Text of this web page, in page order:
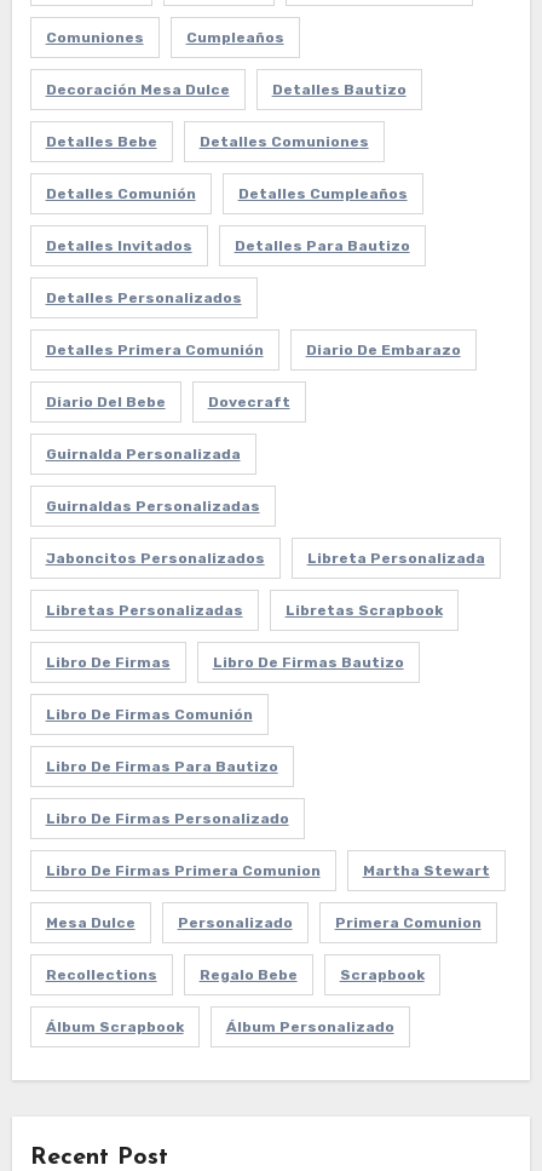
Comuniones Cumpleaños
Decoración Mesa Dulce Detalles Bautizo
Detalles Bebe Detalles Comuniones
Detalles Comunión Detalles Cumpleaños
Detalles Invitados Detalles Para Bautizo
Detalles Personalizados
Detalles Primera Comunión Diario De Embarazo
Diario Del Bebe Dovecraft
Guirnalda Personalizada
Guirnaldas Personalizadas
Jaboncitos Personalizados Libreta Personalizada
Libretas Personalizadas Libretas Scrapbook
Libro De Firmas Libro De Firmas Bautizo
Libro De Firmas Comunión
Libro De Firmas Para Bautizo
Libro De Firmas Personalizado
Libro De Firmas Primera Comunion Martha Stewart
Mesa Dulce Personalizado Primera Comunion
Recollections Regalo Bebe Scrapbook
Álbum Scrapbook Álbum Personalizado
Recent Post